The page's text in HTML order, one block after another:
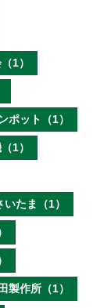
1）
ポット（1）
1）
いたま（1）
製作所（1）